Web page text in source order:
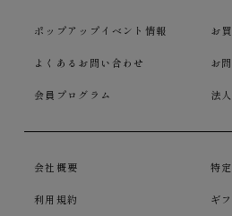
安心の返品・交換無料サ
今なら交換・返品が送料無料
。
ポップアップイベント情報 お
よくあるお問い合わせ お
会員プログラム 法
会社概要 特
利用規約 ギ